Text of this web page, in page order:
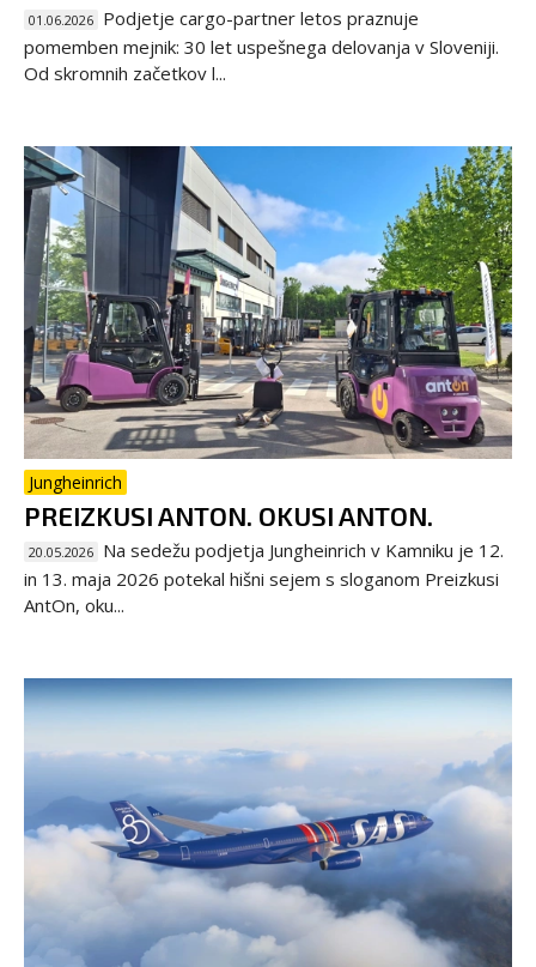
01.06.2026 Podjetje cargo-partner letos praznuje
pomemben mejnik: 30 let uspešnega delovanja v Sloveniji.
Od skromnih začetkov l...
Jungheinrich
PREIZKUSI ANTON. OKUSI ANTON.
20.05.2026 Na sedežu podjetja Jungheinrich v Kamniku je 12.
in 13. maja 2026 potekal hišni sejem s sloganom Preizkusi
AntOn, oku...